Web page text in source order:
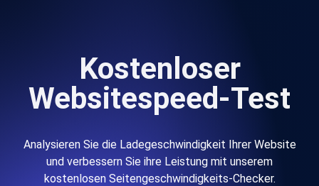
Kostenloser
Websitespeed-Test
Analysieren Sie die Ladegeschwindigkeit Ihrer Website
und verbessern Sie ihre Leistung mit unserem
kostenlosen Seitengeschwindigkeits-Checker.